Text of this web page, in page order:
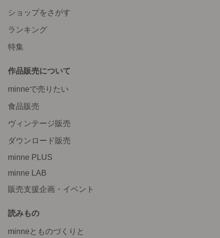
ショップをさがす
ランキング
特集
作品販売について
minneで売りたい
食品販売
ヴィンテージ販売
ダウンロード販売
minne PLUS
minne LAB
販売支援企画・イベント
読みもの
minneとものづくりと